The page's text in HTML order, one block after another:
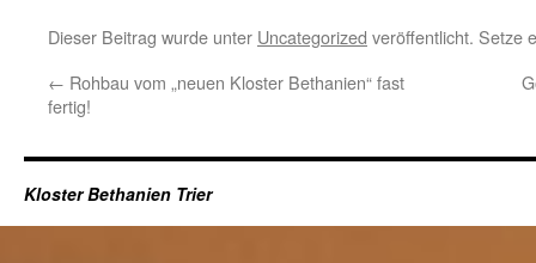
Dieser Beitrag wurde unter Uncategorized veröffentlicht. Setze
← Rohbau vom „neuen Kloster Bethanien“ fast
fertig!
Kloster Bethanien Trier